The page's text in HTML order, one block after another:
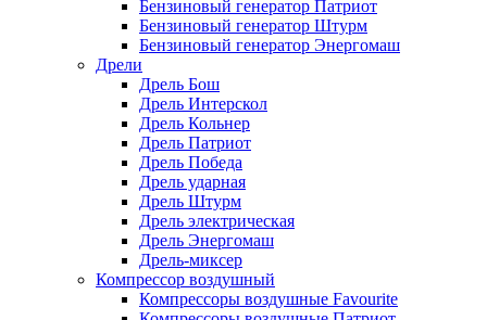
Бензиновый генератор Патриот
Бензиновый генератор Штурм
Бензиновый генератор Энергомаш
Дрели
Дрель Бош
Дрель Интерскол
Дрель Кольнер
Дрель Патриот
Дрель Победа
Дрель ударная
Дрель Штурм
Дрель электрическая
Дрель Энергомаш
Дрель-миксер
Компрессор воздушный
Компрессоры воздушные Favourite